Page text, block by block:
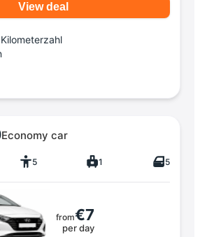
View deal
Economy car
5 1 5
from€7
per day